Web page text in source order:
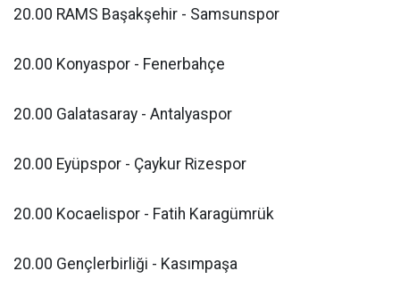
20.00 RAMS Başakşehir - Samsunspor
20.00 Konyaspor - Fenerbahçe
20.00 Galatasaray - Antalyaspor
20.00 Eyüpspor - Çaykur Rizespor
20.00 Kocaelispor - Fatih Karagümrük
20.00 Gençlerbirliği - Kasımpaşa